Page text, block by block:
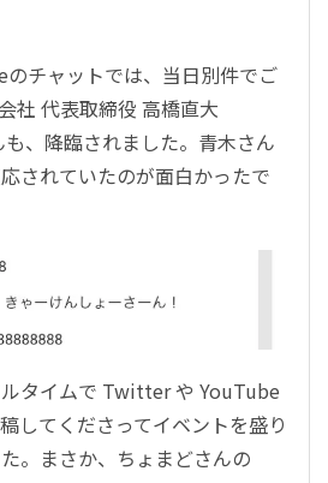
チャットでは、当日別件でご
社 代表取締役 高橋直大
も、降臨されました。青木さん
されていたのが面白かったで
タイムで Twitter や YouTube
してくださってイベントを盛り
。まさか、ちょまどさんの